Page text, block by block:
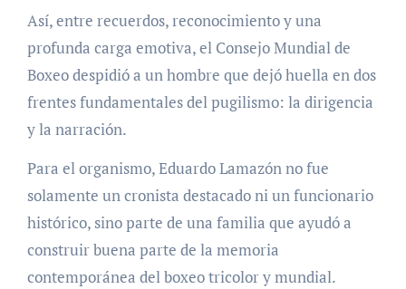
Así, entre recuerdos, reconocimiento y una
profunda carga emotiva, el Consejo Mundial de
Boxeo despidió a un hombre que dejó huella en dos
frentes fundamentales del pugilismo: la dirigencia
y la narración.
Para el organismo, Eduardo Lamazón no fue
solamente un cronista destacado ni un funcionario
histórico, sino parte de una familia que ayudó a
construir buena parte de la memoria
contemporánea del boxeo tricolor y mundial.